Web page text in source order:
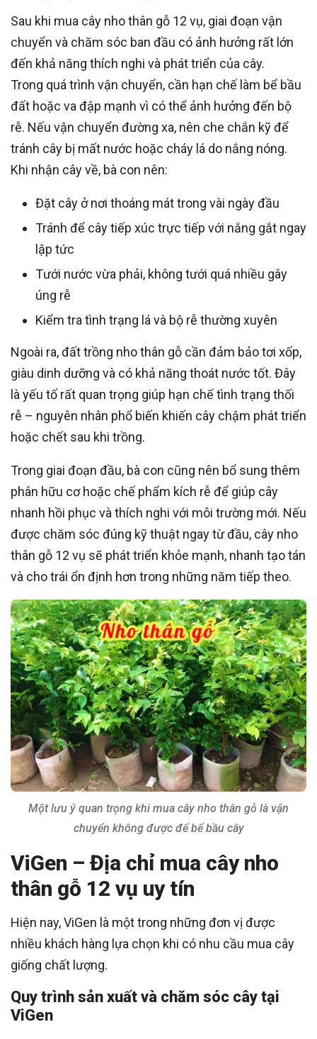
Sau khi mua cây nho thân gỗ 12 vụ, giai đoạn vận
chuyển và chăm sóc ban đầu có ảnh hưởng rất lớn
đến khả năng thích nghi và phát triển của cây.
Trong quá trình vận chuyển, cần hạn chế làm bể bầu
đất hoặc va đập mạnh vì có thể ảnh hưởng đến bộ
rễ. Nếu vận chuyển đường xa, nên che chắn kỹ để
tránh cây bị mất nước hoặc cháy lá do nắng nóng.
Khi nhận cây về, bà con nên:
Đặt cây ở nơi thoáng mát trong vài ngày đầu
Tránh để cây tiếp xúc trực tiếp với nắng gắt ngay
lập tức
Tưới nước vừa phải, không tưới quá nhiều gây
úng rễ
Kiểm tra tình trạng lá và bộ rễ thường xuyên
Ngoài ra, đất trồng nho thân gỗ cần đảm bảo tơi xốp,
giàu dinh dưỡng và có khả năng thoát nước tốt. Đây
là yếu tố rất quan trọng giúp hạn chế tình trạng thối
rễ – nguyên nhân phổ biến khiến cây chậm phát triển
hoặc chết sau khi trồng.
Trong giai đoạn đầu, bà con cũng nên bổ sung thêm
phân hữu cơ hoặc chế phẩm kích rễ để giúp cây
nhanh hồi phục và thích nghi với môi trường mới. Nếu
được chăm sóc đúng kỹ thuật ngay từ đầu, cây nho
thân gỗ 12 vụ sẽ phát triển khỏe mạnh, nhanh tạo tán
và cho trái ổn định hơn trong những năm tiếp theo.
Một lưu ý quan trọng khi mua cây nho thân gỗ là vận
chuyển không được để bể bầu cây
ViGen – Địa chỉ mua cây nho
thân gỗ 12 vụ uy tín
Hiện nay, ViGen là một trong những đơn vị được
nhiều khách hàng lựa chọn khi có nhu cầu mua cây
giống chất lượng.
Quy trình sản xuất và chăm sóc cây tại
ViGen